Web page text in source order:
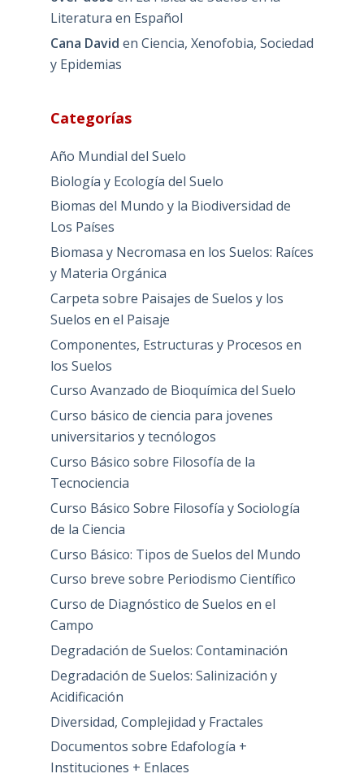
Literatura en Español
Cana David en Ciencia, Xenofobia, Sociedad
y Epidemias
Categorías
Año Mundial del Suelo
Biología y Ecología del Suelo
Biomas del Mundo y la Biodiversidad de
Los Países
Biomasa y Necromasa en los Suelos: Raíces
y Materia Orgánica
Carpeta sobre Paisajes de Suelos y los
Suelos en el Paisaje
Componentes, Estructuras y Procesos en
los Suelos
Curso Avanzado de Bioquímica del Suelo
Curso básico de ciencia para jovenes
universitarios y tecnólogos
Curso Básico sobre Filosofía de la
Tecnociencia
Curso Básico Sobre Filosofía y Sociología
de la Ciencia
Curso Básico: Tipos de Suelos del Mundo
Curso breve sobre Periodismo Científico
Curso de Diagnóstico de Suelos en el
Campo
Degradación de Suelos: Contaminación
Degradación de Suelos: Salinización y
Acidificación
Diversidad, Complejidad y Fractales
Documentos sobre Edafología +
Instituciones + Enlaces